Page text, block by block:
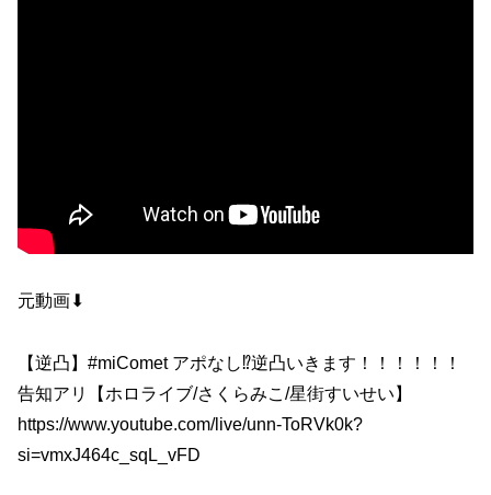
元動画⬇︎
【逆凸】#miComet アポなし⁉逆凸いきます！！！！！！
告知アリ【ホロライブ/さくらみこ/星街すいせい】
https://www.youtube.com/live/unn-ToRVk0k?
si=vmxJ464c_sqL_vFD